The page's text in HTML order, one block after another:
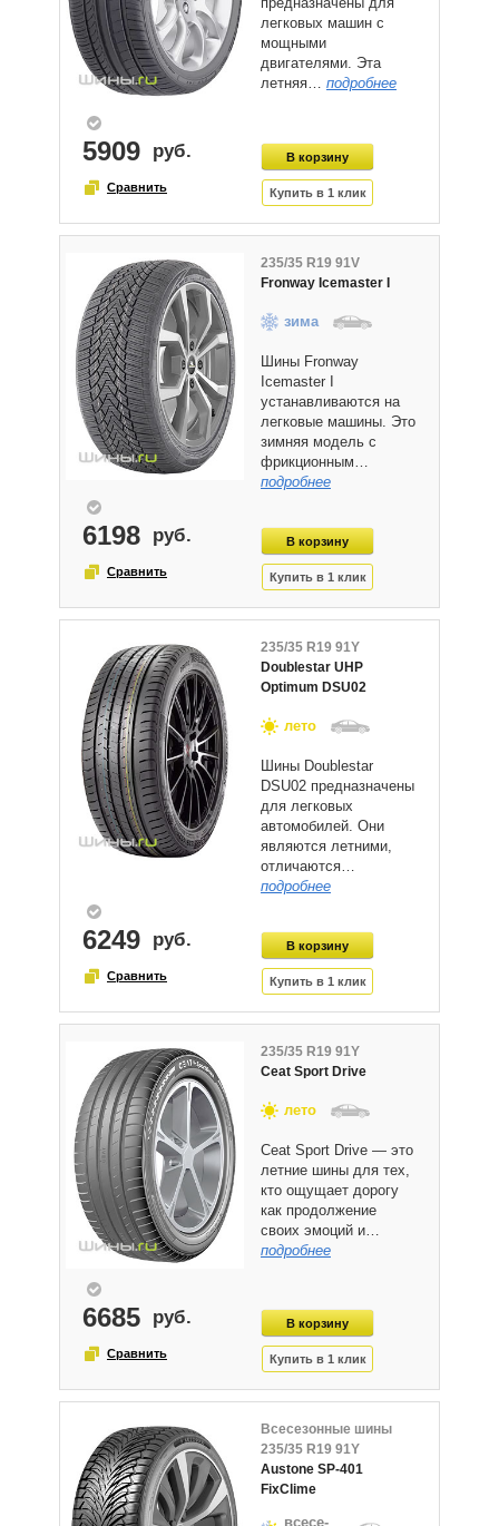
легковых машин с
мощными
двигателями. Эта
летняя… подробнее
5909
235/35 R19 91V
Fronway Icemaster I
зима
Шины Fronway
Icemaster I
устанавливаются на
легковые машины. Это
зимняя модель с
фрикционным…
подробнее
6198
235/35 R19 91Y
Doublestar UHP
Optimum DSU02
лето
Шины Doublestar
DSU02 предназначены
для легковых
автомобилей. Они
являются летними,
отличаются…
подробнее
6249
235/35 R19 91Y
Ceat Sport Drive
лето
Ceat Sport Drive — это
летние шины для тех,
кто ощущает дорогу
как продолжение
своих эмоций и…
подробнее
6685
Всесезонные шины
235/35 R19 91Y
Austone SP-401
FixClime
всесе-